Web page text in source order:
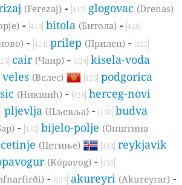
(Ferezaj) -417 glogovac (Drenas)
-419 bitola (Битола) -420
-421 prilep (Прилеп) -422
cair (Чаир) -424 kisela-voda
veles (Велес) 426 podgorica
(Никшић) -428 herceg-novi
pljevlja (Пљевља) -430 budva
-432 bijelo-polje (Oпштина
cetinje (Цетиње) 434 reykjavik
(Kópavog) -436
-437 akureyri (Akureyrar) -